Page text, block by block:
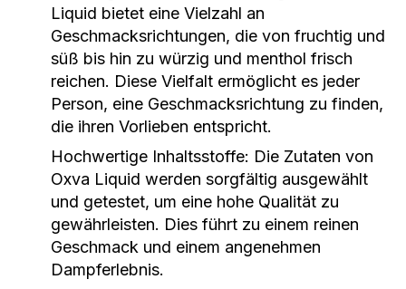
Liquid bietet eine Vielzahl an
Geschmacksrichtungen, die von fruchtig und
süß bis hin zu würzig und menthol frisch
reichen. Diese Vielfalt ermöglicht es jeder
Person, eine Geschmacksrichtung zu finden,
die ihren Vorlieben entspricht.
Hochwertige Inhaltsstoffe: Die Zutaten von
Oxva Liquid werden sorgfältig ausgewählt
und getestet, um eine hohe Qualität zu
gewährleisten. Dies führt zu einem reinen
Geschmack und einem angenehmen
Dampferlebnis.